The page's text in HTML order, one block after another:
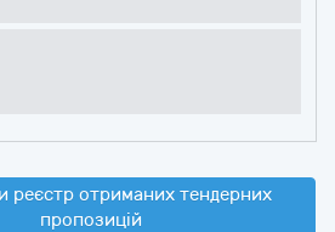
реєстр отриманих тендерних
пропозицій